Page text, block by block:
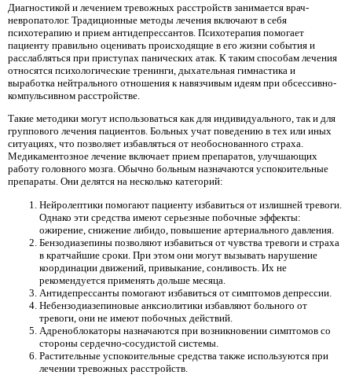
Диагностикой и лечением тревожных расстройств занимается врач-
невропатолог. Традиционные методы лечения включают в себя
психотерапию и прием антидепрессантов. Психотерапия помогает
пациенту правильно оценивать происходящие в его жизни события и
расслабляться при приступах панических атак. К таким способам лечения
относятся психологические тренинги, дыхательная гимнастика и
выработка нейтрального отношения к навязчивым идеям при обсессивно-
компульсивном расстройстве.
Такие методики могут использоваться как для индивидуального, так и для
группового лечения пациентов. Больных учат поведению в тех или иных
ситуациях, что позволяет избавляться от необоснованного страха.
Медикаментозное лечение включает прием препаратов, улучшающих
работу головного мозга. Обычно больным назначаются успокоительные
препараты. Они делятся на несколько категорий:
Нейролептики помогают пациенту избавиться от излишней тревоги.
Однако эти средства имеют серьезные побочные эффекты:
ожирение, снижение либидо, повышение артериального давления.
Бензодиазепины позволяют избавиться от чувства тревоги и страха
в кратчайшие сроки. При этом они могут вызывать нарушение
координации движений, привыкание, сонливость. Их не
рекомендуется применять дольше месяца.
Антидепрессанты помогают избавиться от симптомов депрессии.
Небензодиазепиновые анксиолитики избавляют больного от
тревоги, они не имеют побочных действий.
Адреноблокаторы назначаются при возникновении симптомов со
стороны сердечно-сосудистой системы.
Растительные успокоительные средства также используются при
лечении тревожных расстройств.